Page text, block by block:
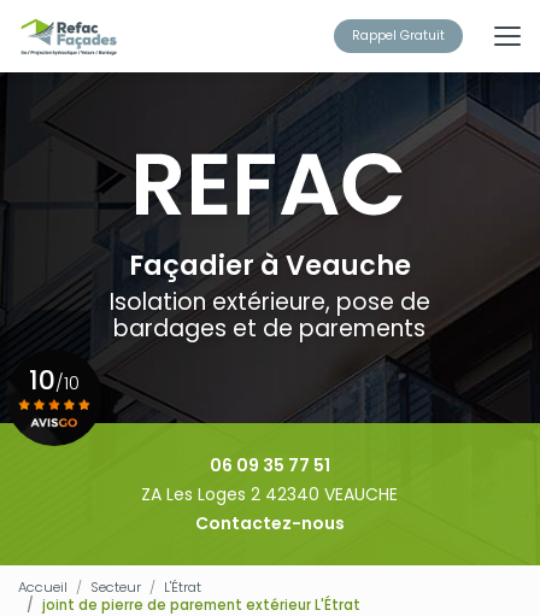
au
contenu
principal
Rappel Gratuit
Façadier à Veauche
Isolation extérieure, pose de
bardages et de parements
06 09 35 77 51
ZA Les Loges 2 42340 VEAUCHE
Contactez-nous
10/10
Accueil Secteur
L'Étrat
joint de pierre de parement extérieur L'Étrat